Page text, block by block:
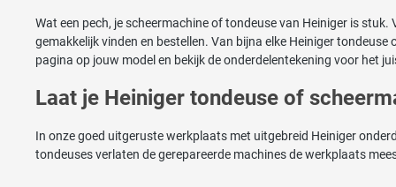
Wat een pech, je scheermachine of tondeuse van Heiniger is
gemakkelijk vinden en bestellen. Van bijna elke Heiniger
pagina op jouw model en bekijk de onderdelentekening voor het
Laat je Heiniger tondeuse of
In onze goed uitgeruste werkplaats met uitgebreid Heiniger
tondeuses verlaten de gerepareerde machines de werkplaats